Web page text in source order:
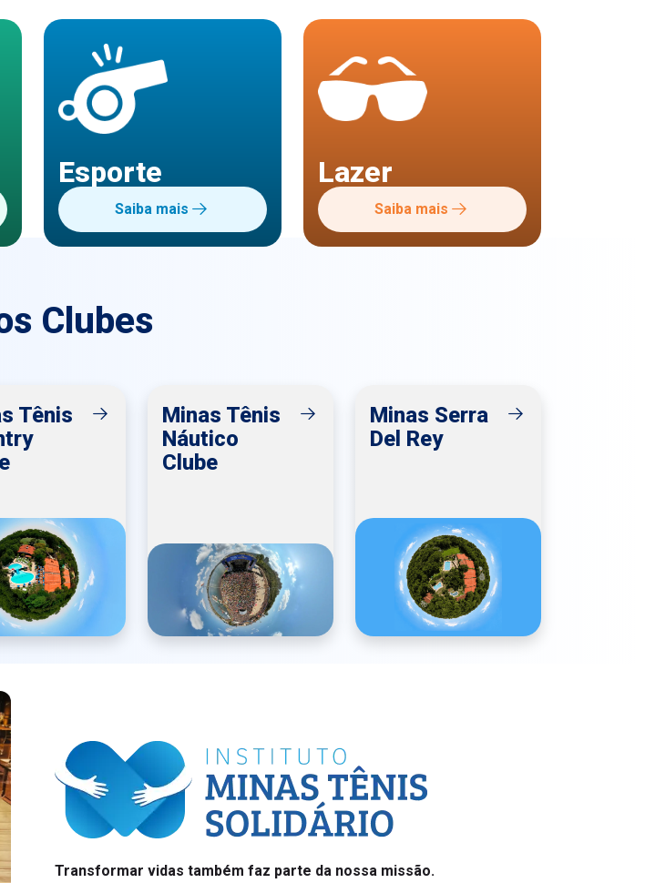
Esporte
Saiba mais
Lazer
Saiba mais
Clubes
Tênis
Minas Tênis
Náutico
Clube
Minas Serra
Del Rey
Transformar vidas também faz parte da nossa missão.